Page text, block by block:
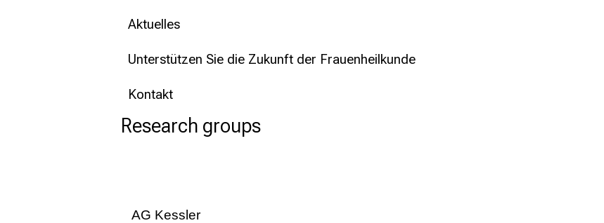
Aktuelles
Unterstützen Sie die Zukunft der Frauenheilkunde
Kontakt
Research groups
AG Kessler